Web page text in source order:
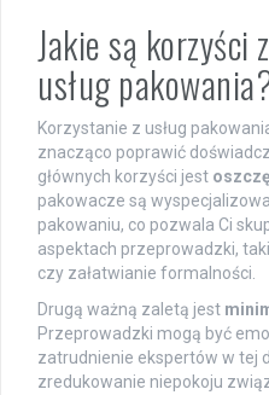
Jakie są korzyści
usług
Korzystanie z usług
znacząco poprawić
głównych korzyści jest
pakowacze są
pakowaniu, co pozwala Ci
aspektach przeprowadzki,
czy załatwianie formalności.
Drugą ważną zaletą jest
Przeprowadzki mogą być
zatrudnienie ekspertów w tej
zredukowanie niepokoju